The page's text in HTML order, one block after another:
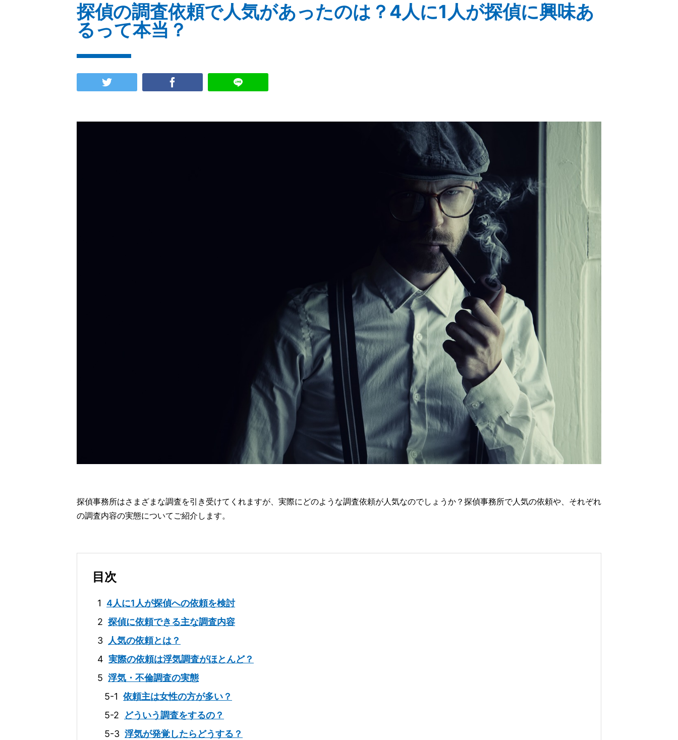
探偵の調査依頼で人気があったのは？4人に1人が探偵に興味あ
るって本当？
探偵事務所はさまざまな調査を引き受けてくれますが、実際にどのような調査依頼が人気なのでしょうか？探偵事務所で人気の依頼や、それぞれ
の調査内容の実態についてご紹介します。
目次
1
4人に1人が探偵への依頼を検討
2 探偵に依頼できる主な調査内容
3 人気の依頼とは？
4 実際の依頼は浮気調査がほとんど？
5 浮気・不倫調査の実態
5-1 依頼主は女性の方が多い？
5-2
どういう調査をするの？
5-3 浮気が発覚したらどうする？